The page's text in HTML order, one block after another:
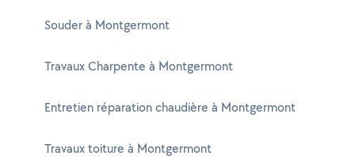
Souder à Montgermont
Travaux Charpente à Montgermont
Entretien réparation chaudière à Montgermont
Travaux toiture à Montgermont